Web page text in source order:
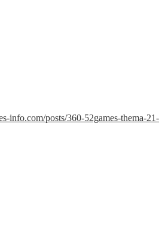
info.com/posts/360-52games-thema-